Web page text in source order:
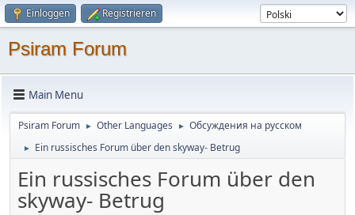
Einloggen Registrieren
Psiram Forum
Main Menu
Psiram Forum ► Other Languages ► Oбсуждения на русском
► Ein russisches Forum über den skyway- Betrug
Ein russisches Forum über den
skyway- Betrug